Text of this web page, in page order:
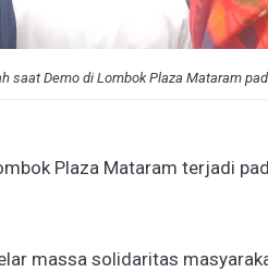
saat Demo di Lombok Plaza Mataram
Plaza Mataram terjadi
massa solidaritas